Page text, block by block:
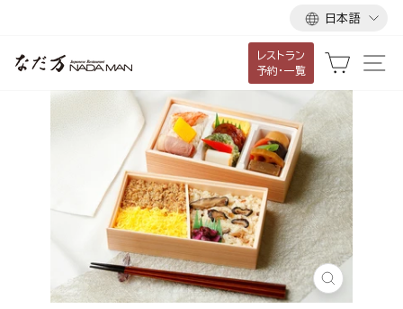
言
語
日本語
レストラン
予約・一覧
カート
閉